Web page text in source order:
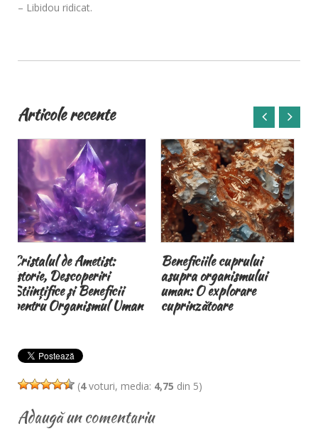
– Libidou ridicat.
Articole recente
Beneficiile cuprului
asupra organismului
uman: O explorare
cuprinzătoare
Brățările magnetice
terapeutice și
magnetoterapia
(4voturi, media: 4,75 din 5)
Adaugă un comentariu